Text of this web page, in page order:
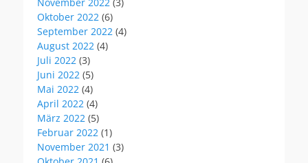
Oktober 2022 (6)
September 2022 (4)
August 2022 (4)
Juli 2022 (3)
Juni 2022 (5)
Mai 2022 (4)
April 2022 (4)
März 2022 (5)
Februar 2022 (1)
November 2021 (3)